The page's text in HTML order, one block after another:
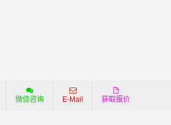
微信咨询 E-Mail 获取报价